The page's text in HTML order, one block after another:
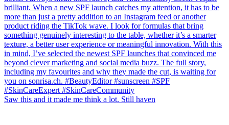
Saw this and it made me think a lot. Still haven